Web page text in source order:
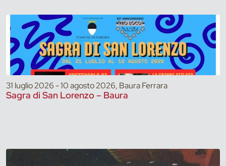
31 luglio 2026 - 10 agosto 2026, Baura Ferrara
Sagra di San Lorenzo – Baura